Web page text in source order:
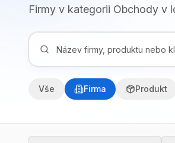
Firmy v kategorii Obchody v
Vše Firma Produkt